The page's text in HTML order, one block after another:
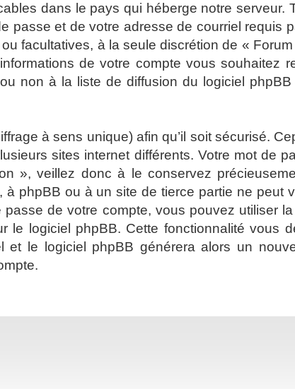
dans le pays qui héberge notre serveur.
passe et de votre adresse de courriel requis
facultatives, à la seule discrétion de «
de votre compte vous souhaitez
non à la liste de diffusion du logiciel
à sens unique) afin qu’il soit sécurisé.
sites internet différents. Votre mot de
», veillez donc à le conservez
phpBB ou à un site de tierce partie ne peut
de votre compte, vous pouvez utiliser
le logiciel phpBB. Cette fonctionnalité vous
et le logiciel phpBB générera alors un